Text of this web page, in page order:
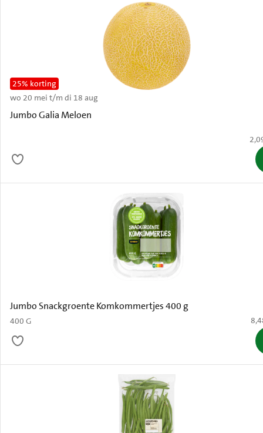
Jumbo Galia Meloen
25% korting
wo 20 mei t/m di 18 aug
€
Jumbo Snackgroente Komkommertjes 400 g
400 G €